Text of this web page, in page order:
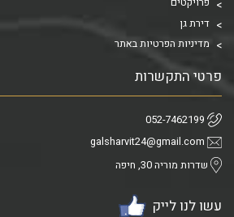
דירת גן
מדיניות הפרטיות באתר
פרטי התקשרות
052-7462199
galsharvit24@gmail.com
שדרות מוריה 30, חיפה
עשו לנו לייק